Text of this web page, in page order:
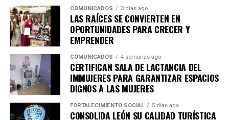
COMUNICADOS 3 días ago
LAS RAÍCES SE CONVIERTEN EN
OPORTUNIDADES PARA CRECER Y
EMPRENDER
COMUNICADOS 4 semanas ago
CERTIFICAN SALA DE LACTANCIA DEL
IMMUJERES PARA GARANTIZAR ESPACIOS
DIGNOS A LAS MUJERES
FORTALECIMIENTO SOCIAL 5 días ago
CONSOLIDA LEÓN SU CALIDAD TURÍSTICA